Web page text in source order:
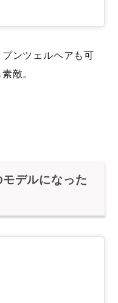
ンツェルヘアも可
敵。
デルになった